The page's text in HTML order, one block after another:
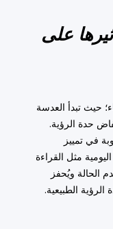
على
حيث تبدأ العدسة
حدة الرؤية.
في تمييز
مثل القراءة
الحالة ويُحفز
الطبيعية.